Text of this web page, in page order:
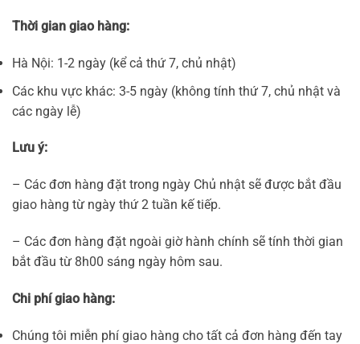
Thời gian giao hàng:
Hà Nội: 1-2 ngày (kể cả thứ 7, chủ nhật)
Các khu vực khác: 3-5 ngày (không tính thứ 7, chủ nhật và
các ngày lễ)
Lưu ý:
– Các đơn hàng đặt trong ngày Chủ nhật sẽ được bắt đầu
giao hàng từ ngày thứ 2 tuần kế tiếp.
– Các đơn hàng đặt ngoài giờ hành chính sẽ tính thời gian
bắt đầu từ 8h00 sáng ngày hôm sau.
Chi phí giao hàng:
Chúng tôi miễn phí giao hàng cho tất cả đơn hàng đến tay